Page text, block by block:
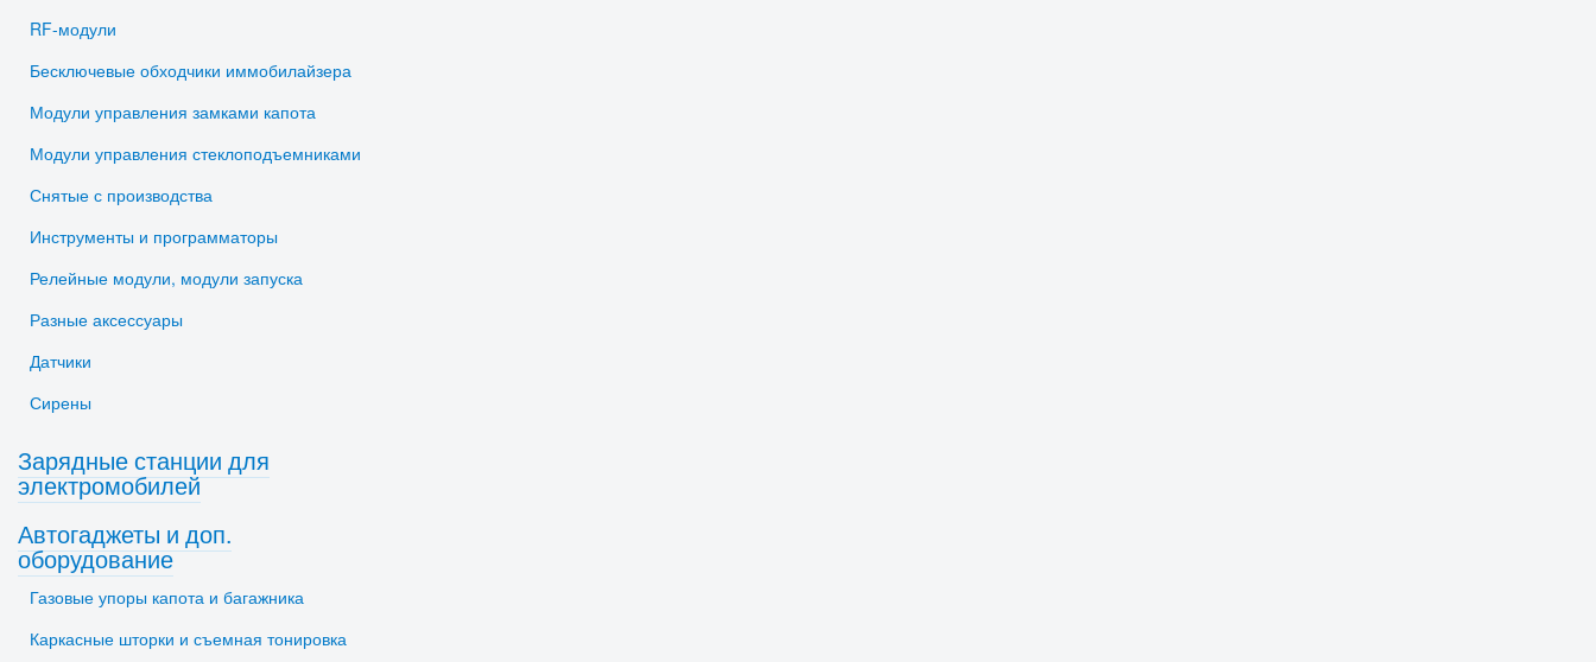
RF-модули
Бесключевые обходчики иммобилайзера
Модули управления замками капота
Модули управления стеклоподъемниками
Снятые с производства
Инструменты и программаторы
Релейные модули, модули запуска
Разные аксессуары
Датчики
Сирены
Зарядные станции для
электромобилей
Автогаджеты и доп.
оборудование
Газовые упоры капота и багажника
Каркасные шторки и съемная тонировка